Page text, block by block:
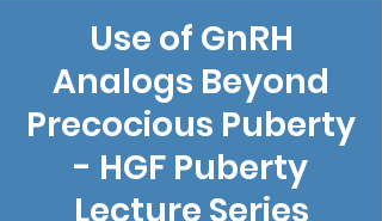
Use of GnRH
Analogs Beyond
Precocious Puberty
- HGF Puberty
Lecture Series